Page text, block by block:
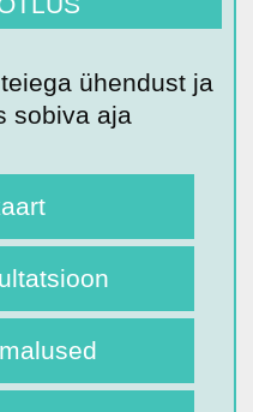
ühendust ja
sobiva aja